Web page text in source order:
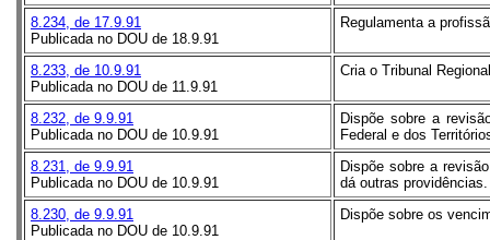
8.234, de 17.9.91
Publicada no DOU de 18.9.91
Regulamenta a
8.233, de 10.9.91
Publicada no DOU de 11.9.91
Cria o Tribunal
8.232, de 9.9.91
Publicada no DOU de 10.9.91
Dispõe sobre a
Federal e dos
8.231, de 9.9.91
Publicada no DOU de 10.9.91
Dispõe sobre a
dá outras providências.
8.230, de 9.9.91
Publicada no DOU de 10.9.91
Dispõe sobre os